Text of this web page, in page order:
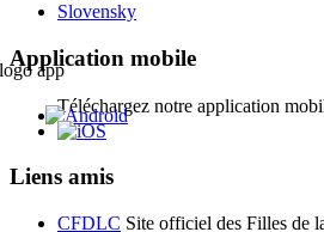
Slovensky
Application mobile
Téléchargez notre application
Liens amis
CFDLC Site officiel des Filles de